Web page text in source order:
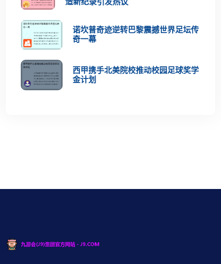
诺坎普奇迹逆转巴黎震撼世界足坛传
奇一幕
西甲携手北美院校推动校园足球奖学
金计划